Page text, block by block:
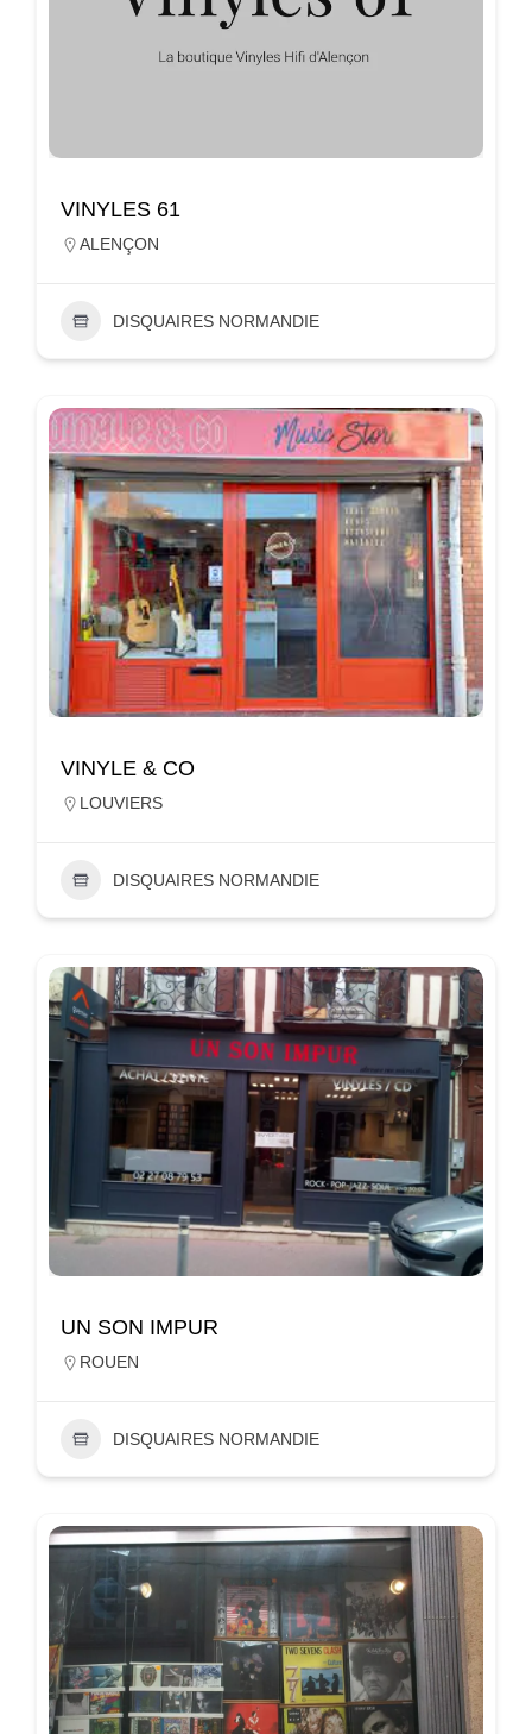
VINYLES 61
ALENÇON
DISQUAIRES NORMANDIE
VINYLE & CO
LOUVIERS
DISQUAIRES NORMANDIE
UN SON IMPUR
ROUEN
DISQUAIRES NORMANDIE